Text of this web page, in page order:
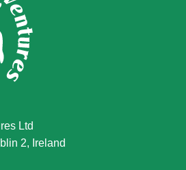
Ltd
2, Ireland